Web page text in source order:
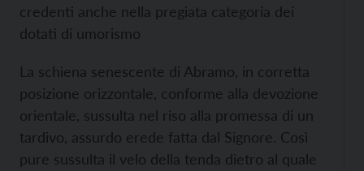
credenti anche nella pregiata categoria dei
dotati di umorismo
La schiena senescente di Abramo, in corretta
posizione orizzontale, conforme alla devozione
orientale, sussulta nel riso alla promessa di un
tardivo, assurdo erede fatta dal Signore. Così
pure sussulta il velo della tenda dietro al quale